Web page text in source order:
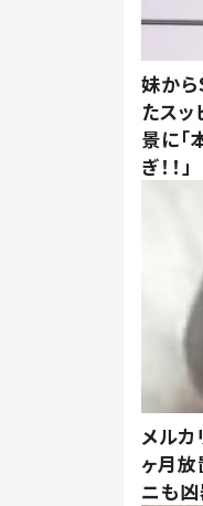
妹か
たス
景に「
ぎ！！」
メル
ヶ月
ニも凶